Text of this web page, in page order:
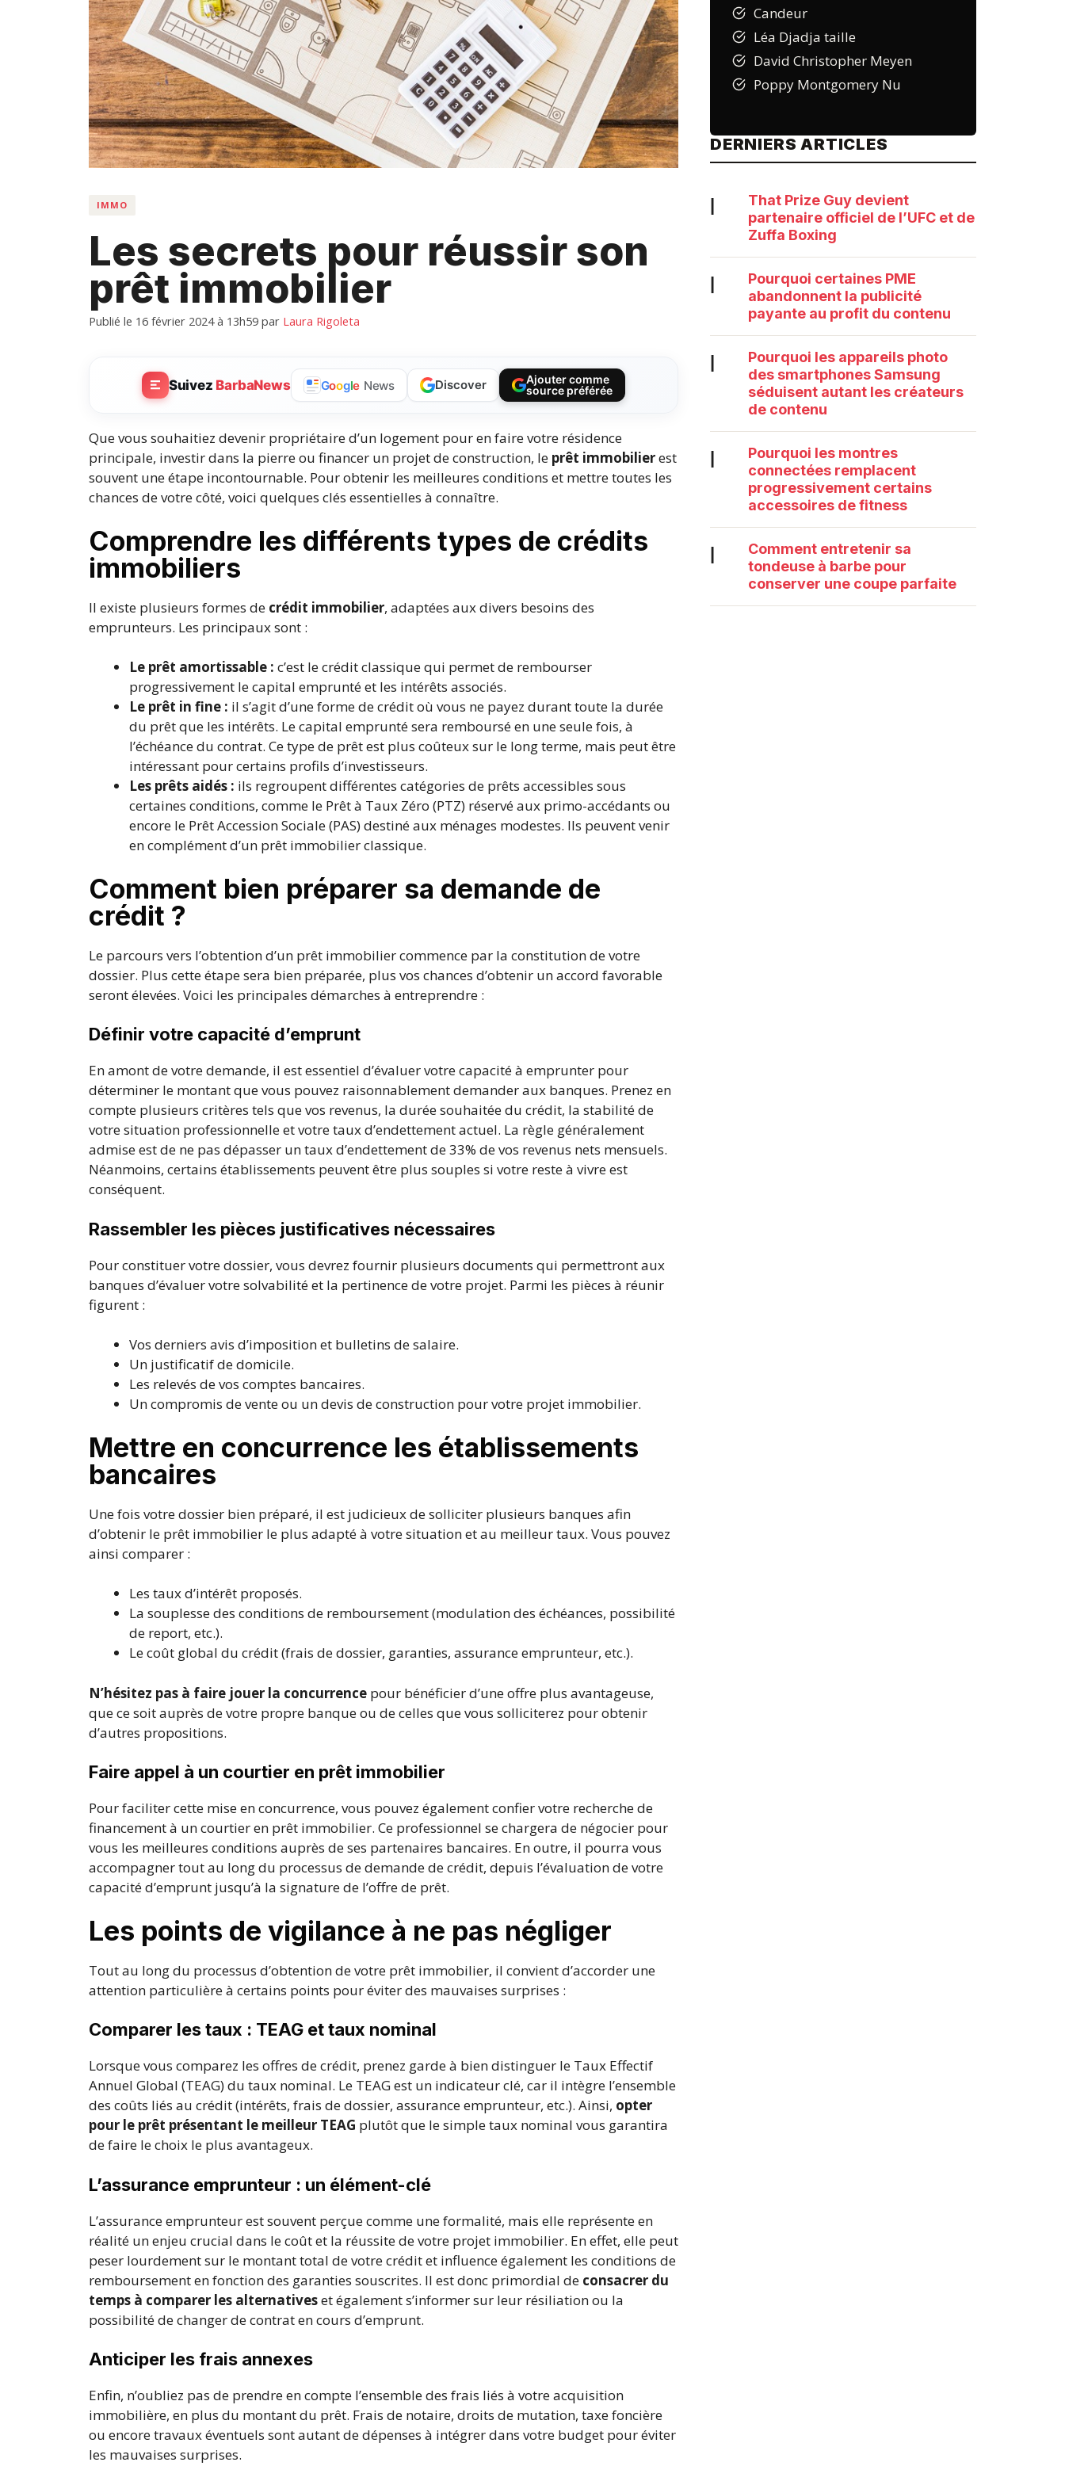
IMMO
Les secrets pour réussir son
prêt immobilier
Publié le 16 février 2024 à 13h59 par Laura Rigoleta
Suivez BarbaNews Google News Discover
Ajouter comme
source préférée
Que vous souhaitiez devenir propriétaire d’un logement pour en faire votre résidence
principale, investir dans la pierre ou financer un projet de construction, le prêt immobilierest
souvent une étape incontournable. Pour obtenir les meilleures conditions et mettre toutes les
chances de votre côté, voici quelques clés essentielles à connaître.
Comprendre les différents types de crédits
immobiliers
Il existe plusieurs formes de crédit immobilier, adaptées aux divers besoins des
emprunteurs. Les principaux sont :
Le prêt amortissable : c’est le crédit classique qui permet de rembourser
progressivement le capital emprunté et les intérêts associés.
Le prêt in fine : il s’agit d’une forme de crédit où vous ne payez durant toute la durée
du prêt que les intérêts. Le capital emprunté sera remboursé en une seule fois, à
l’échéance du contrat. Ce type de prêt est plus coûteux sur le long terme, mais peut être
intéressant pour certains profils d’investisseurs.
Les prêts aidés : ils regroupent différentes catégories de prêts accessibles sous
certaines conditions, comme le Prêt à Taux Zéro (PTZ) réservé aux primo-accédants ou
encore le Prêt Accession Sociale (PAS) destiné aux ménages modestes. Ils peuvent venir
en complément d’un prêt immobilier classique.
Comment bien préparer sa demande de
crédit ?
Le parcours vers l’obtention d’un prêt immobilier commence par la constitution de votre
dossier. Plus cette étape sera bien préparée, plus vos chances d’obtenir un accord favorable
seront élevées. Voici les principales démarches à entreprendre :
Définir votre capacité d’emprunt
En amont de votre demande, il est essentiel d’évaluer votre capacité à emprunter pour
déterminer le montant que vous pouvez raisonnablement demander aux banques. Prenez en
compte plusieurs critères tels que vos revenus, la durée souhaitée du crédit, la stabilité de
votre situation professionnelle et votre taux d’endettement actuel. La règle généralement
admise est de ne pas dépasser un taux d’endettement de 33% de vos revenus nets mensuels.
Néanmoins, certains établissements peuvent être plus souples si votre reste à vivre est
conséquent.
Rassembler les pièces justificatives nécessaires
Pour constituer votre dossier, vous devrez fournir plusieurs documents qui permettront aux
banques d’évaluer votre solvabilité et la pertinence de votre projet. Parmi les pièces à réunir
figurent :
Vos derniers avis d’imposition et bulletins de salaire.
Un justificatif de domicile.
Les relevés de vos comptes bancaires.
Un compromis de vente ou un devis de construction pour votre projet immobilier.
Mettre en concurrence les établissements
bancaires
Une fois votre dossier bien préparé, il est judicieux de solliciter plusieurs banques afin
d’obtenir le prêt immobilier le plus adapté à votre situation et au meilleur taux. Vous pouvez
ainsi comparer :
Les taux d’intérêt proposés.
La souplesse des conditions de remboursement (modulation des échéances, possibilité
de report, etc.).
Le coût global du crédit (frais de dossier, garanties, assurance emprunteur, etc.).
N’hésitez pas à faire jouer la concurrence pour bénéficier d’une offre plus avantageuse,
que ce soit auprès de votre propre banque ou de celles que vous solliciterez pour obtenir
d’autres propositions.
Faire appel à un courtier en prêt immobilier
Pour faciliter cette mise en concurrence, vous pouvez également confier votre recherche de
financement à un courtier en prêt immobilier. Ce professionnel se chargera de négocier pour
vous les meilleures conditions auprès de ses partenaires bancaires. En outre, il pourra vous
accompagner tout au long du processus de demande de crédit, depuis l’évaluation de votre
capacité d’emprunt jusqu’à la signature de l’offre de prêt.
Les points de vigilance à ne pas négliger
Tout au long du processus d’obtention de votre prêt immobilier, il convient d’accorder une
attention particulière à certains points pour éviter des mauvaises surprises :
Comparer les taux : TEAG et taux nominal
Lorsque vous comparez les offres de crédit, prenez garde à bien distinguer le Taux Effectif
Annuel Global (TEAG) du taux nominal. Le TEAG est un indicateur clé, car il intègre l’ensemble
des coûts liés au crédit (intérêts, frais de dossier, assurance emprunteur, etc.). Ainsi, opter
pour le prêt présentant le meilleur TEAG plutôt que le simple taux nominal vous garantira
de faire le choix le plus avantageux.
L’assurance emprunteur : un élément-clé
L’assurance emprunteur est souvent perçue comme une formalité, mais elle représente en
réalité un enjeu crucial dans le coût et la réussite de votre projet immobilier. En effet, elle peut
peser lourdement sur le montant total de votre crédit et influence également les conditions de
remboursement en fonction des garanties souscrites. Il est donc primordial de consacrer du
temps à comparer les alternativeset également s’informer sur leur résiliation ou la
possibilité de changer de contrat en cours d’emprunt.
Anticiper les frais annexes
Enfin, n’oubliez pas de prendre en compte l’ensemble des frais liés à votre acquisition
immobilière, en plus du montant du prêt. Frais de notaire, droits de mutation, taxe foncière
ou encore travaux éventuels sont autant de dépenses à intégrer dans votre budget pour éviter
les mauvaises surprises.
Candeur
Léa Djadja taille
David Christopher Meyen
Poppy Montgomery Nu
DERNIERS ARTICLES
|
That Prize Guy devient
partenaire officiel de l’UFC et de
Zuffa Boxing
|
Pourquoi certaines PME
abandonnent la publicité
payante au profit du contenu
|
Pourquoi les appareils photo
des smartphones Samsung
séduisent autant les créateurs
de contenu
|
Pourquoi les montres
connectées remplacent
progressivement certains
accessoires de fitness
|
Comment entretenir sa
tondeuse à barbe pour
conserver une coupe parfaite